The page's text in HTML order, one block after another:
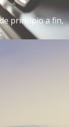
principio a fin,